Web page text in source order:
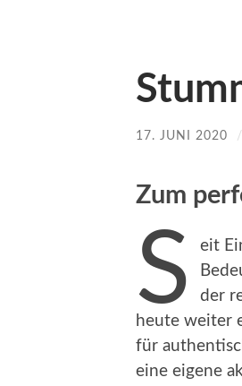
17. JUNI 2020 /
Zum
S
eit
der
heute weiter
für
eine eigene